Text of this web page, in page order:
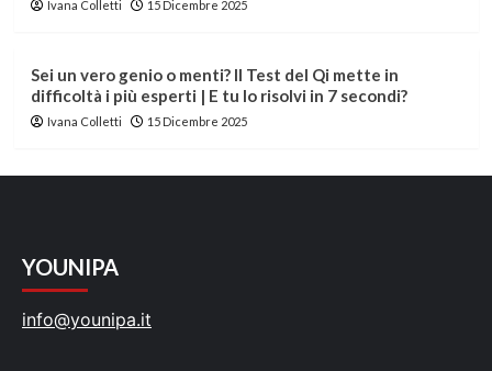
Ivana Colletti 15 Dicembre 2025
Sei un vero genio o menti? Il Test del Qi mette in
difficoltà i più esperti | E tu lo risolvi in 7 secondi?
Ivana Colletti 15 Dicembre 2025
YOUNIPA
info@younipa.it